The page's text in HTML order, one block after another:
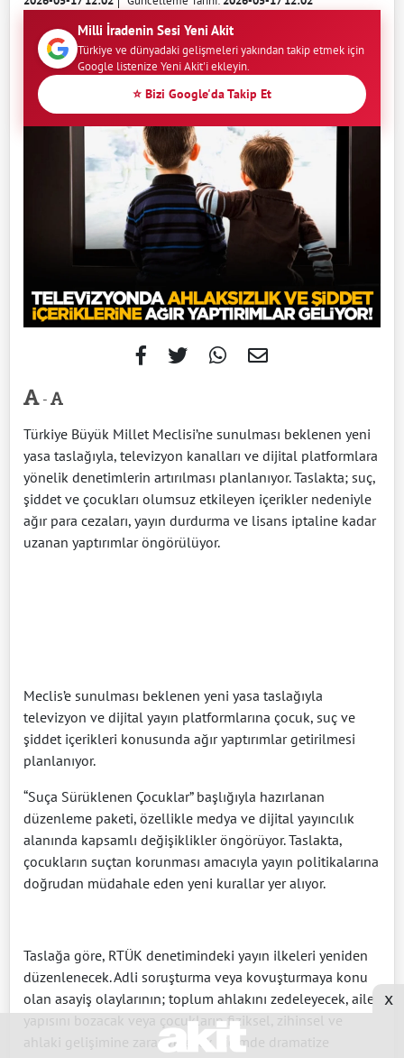
Milli İradenin Sesi Yeni Akit
Türkiye ve dünyadaki gelişmeleri yakından takip etmek için
Google listenize Yeni Akit'i ekleyin.
⭐ Bizi Google'da Takip Et
-
Türkiye Büyük Millet Meclisi’ne sunulması beklenen yeni
yasa taslağıyla, televizyon kanalları ve dijital platformlara
yönelik denetimlerin artırılması planlanıyor. Taslakta; suç,
şiddet ve çocukları olumsuz etkileyen içerikler nedeniyle
ağır para cezaları, yayın durdurma ve lisans iptaline kadar
uzanan yaptırımlar öngörülüyor.
Meclis’e sunulması beklenen yeni yasa taslağıyla
televizyon ve dijital yayın platformlarına çocuk, suç ve
şiddet içerikleri konusunda ağır yaptırımlar getirilmesi
planlanıyor.
“Suça Sürüklenen Çocuklar” başlığıyla hazırlanan
düzenleme paketi, özellikle medya ve dijital yayıncılık
alanında kapsamlı değişiklikler öngörüyor. Taslakta,
çocukların suçtan korunması amacıyla yayın politikalarına
doğrudan müdahale eden yeni kurallar yer alıyor.
Taslağa göre, RTÜK denetimindeki yayın ilkeleri yeniden
düzenlenecek. Adli soruşturma veya kovuşturmaya konu
olan asayiş olaylarının; toplum ahlakını zedeleyecek, aile
yapısını bozacak veya çocukların fiziksel, zihinsel ve
ahlaki gelişimine zarar verecek biçimde dramatize
x